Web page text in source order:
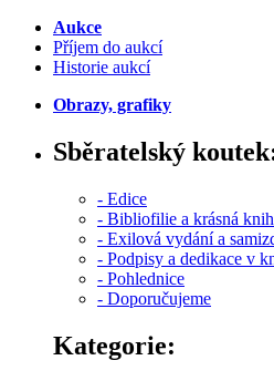
Aukce
Příjem do aukcí
Historie aukcí
Obrazy, grafiky
Sběratelský
- Edice
- Bibliofilie a krásná
- Exilová vydání a
- Podpisy a dedikace v
- Pohlednice
- Doporučujeme
Kategorie: